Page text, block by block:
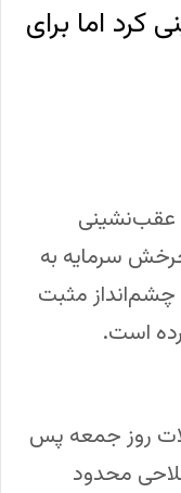
اما برای
عقب‌نشینی
سرمایه به
مثبت
است.
روز جمعه پس
محدود